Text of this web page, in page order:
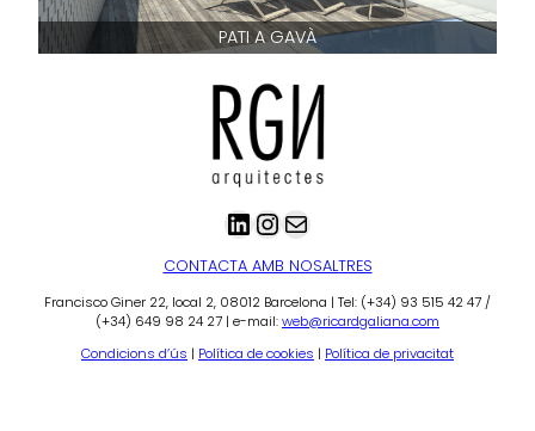
PATI A GAVÀ
LinkedIn
Instagram
Correu electrònic
CONTACTA AMB NOSALTRES
Francisco Giner 22, local 2, 08012 Barcelona | Tel: (+34) 93 515 42 47 /
(+34) 649 98 24 27 | e-mail:web@ricardgaliana.com
Condicions d’ús | Política de cookies | Política de privacitat